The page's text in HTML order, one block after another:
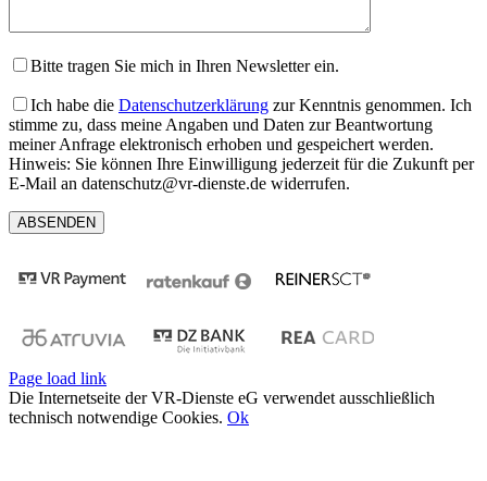
Bitte tragen Sie mich in Ihren Newsletter ein.
Ich habe die Datenschutzerklärung zur Kenntnis genommen. Ich
stimme zu, dass meine Angaben und Daten zur Beantwortung
meiner Anfrage elektronisch erhoben und gespeichert werden.
Hinweis: Sie können Ihre Einwilligung jederzeit für die Zukunft per
E-Mail an datenschutz@vr-dienste.de widerrufen.
Page load link
Die Internetseite der VR-Dienste eG verwendet ausschließlich
technisch notwendige Cookies. Ok